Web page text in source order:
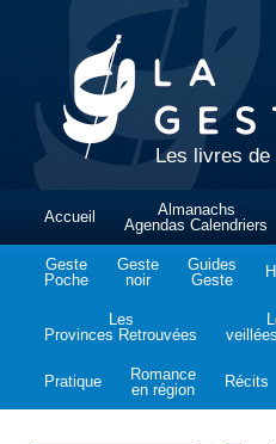
Les livres de
Accueil
Almanachs
Agendas Calendriers
Geste
Poche
Geste
noir
Guides
Geste
Les
Provinces Retrouvées
Pratique
Romance
en région
Récits